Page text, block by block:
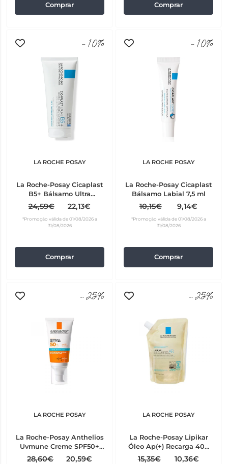
Comprar Comprar
-10%
LA ROCHE POSAY
La Roche-Posay Cicaplast
B5+ Bálsamo Ultra
Reparador 100 ml
24,59€ 22,13€
*Promoção válida de 01/08/2026 a
31/08/2026
Comprar
-10%
LA ROCHE POSAY
La Roche-Posay Cicaplast
Bálsamo Labial 7,5 ml
10,15€ 9,14€
*Promoção válida de 01/08/2026 a
31/08/2026
Comprar
-25%
LA ROCHE POSAY
La Roche-Posay Anthelios
Uvmune Creme SPF50+
50ml
28,60€ 20,59€
-25%
LA ROCHE POSAY
La Roche-Posay Lipikar
Óleo Ap(+) Recarga 400
15,35€ 10,36€